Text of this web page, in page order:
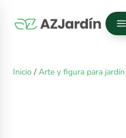
Inicio / Arte y figura para jardín